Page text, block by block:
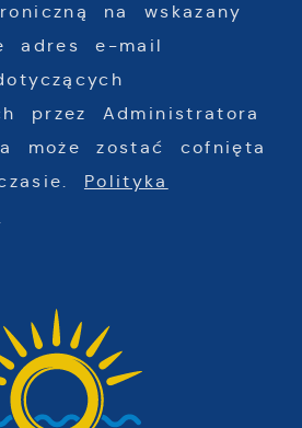
na wskazany
adres e-mail
przez Administratora
może zostać cofnięta
Polityka